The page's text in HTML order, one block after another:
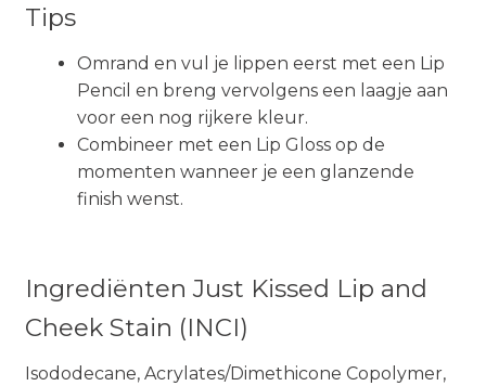
Tips
Omrand en vul je lippen eerst met een Lip
Pencil en breng vervolgens een laagje aan
voor een nog rijkere kleur.
Combineer met een Lip Gloss op de
momenten wanneer je een glanzende
finish wenst.
Ingrediënten Just Kissed Lip and
Cheek Stain (INCI)
Isododecane, Acrylates/Dimethicone Copolymer,